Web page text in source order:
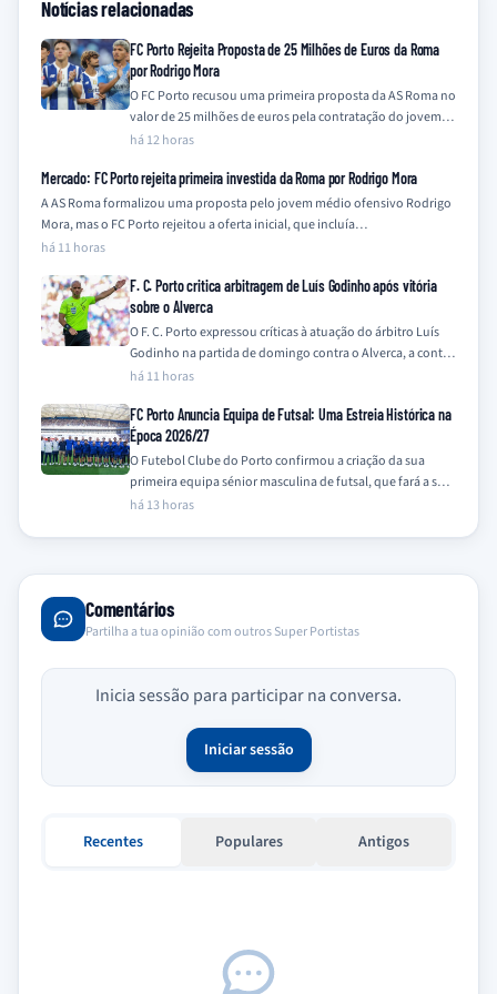
Notícias relacionadas
FC Porto Rejeita Proposta de 25 Milhões de Euros da Roma
por Rodrigo Mora
O FC Porto recusou uma primeira proposta da AS Roma no
valor de 25 milhões de euros pela contratação do jovem
médio-ofensivo…
há 12 horas
Mercado: FC Porto rejeita primeira investida da Roma por Rodrigo Mora
A AS Roma formalizou uma proposta pelo jovem médio ofensivo Rodrigo
Mora, mas o FC Porto rejeitou a oferta inicial, que incluía…
há 11 horas
F. C. Porto critica arbitragem de Luís Godinho após vitória
sobre o Alverca
O F. C. Porto expressou críticas à atuação do árbitro Luís
Godinho na partida de domingo contra o Alverca, a contar
para…
há 11 horas
FC Porto Anuncia Equipa de Futsal: Uma Estreia Histórica na
Época 2026/27
O Futebol Clube do Porto confirmou a criação da sua
primeira equipa sénior masculina de futsal, que fará a sua
estreia oficial…
há 13 horas
Comentários
Partilha a tua opinião com outros Super Portistas
Inicia sessão para participar na conversa.
Iniciar sessão
Recentes Populares Antigos